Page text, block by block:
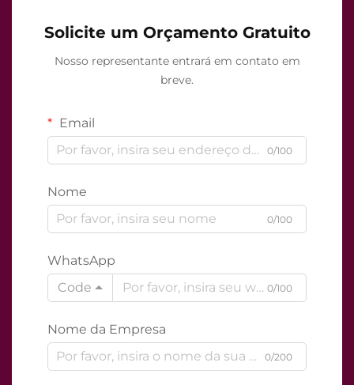
Solicite um Orçamento Gratuito
Nosso representante entrará em contato em
breve.
Email
0/100
Nome
0/100
WhatsApp
Code
0/100
Nome da Empresa
0/200